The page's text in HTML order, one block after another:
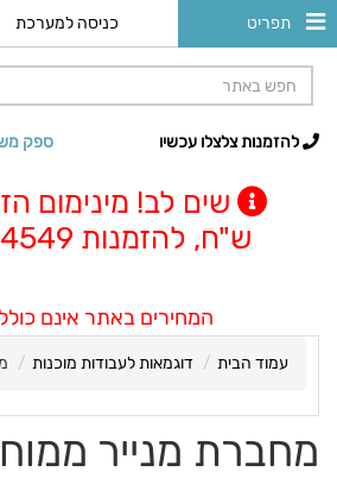
תפריט כניסה למערכת
ספק להזמנות צלצלו עכשיו
ש"ח, להזמנות 08-8564549
המחירים באתר אינם
עמוד הבית דוגמאות לעבודות מוכנות
מחברת מנייר